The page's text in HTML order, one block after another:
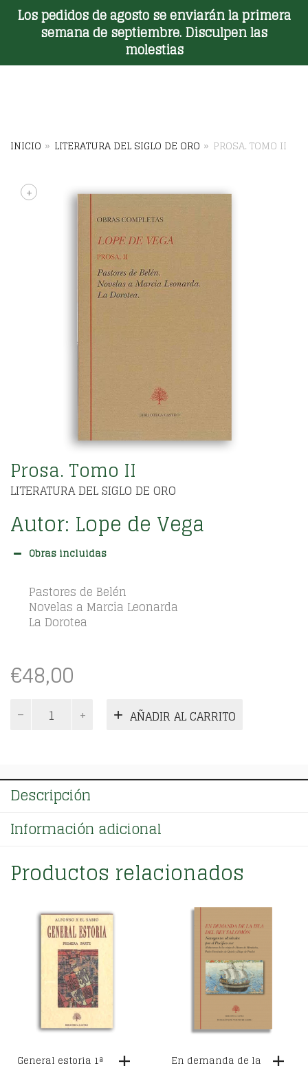
Los pedidos de agosto se enviarán la primera
semana de septiembre. Disculpen las
molestias
Toggle Menu
INICIO » LITERATURA DEL SIGLO DE ORO » PROSA. TOMO II
+
Prosa. Tomo II
LITERATURA DEL SIGLO DE ORO
Autor: Lope de Vega
Obras incluidas
Pastores de Belén
Novelas a Marcia Leonarda
La Dorotea
€48,00
Tomo AÑADIR AL CARRITO
Descripción
Información adicional
Productos relacionados
General estoria 1ª
En demanda de la